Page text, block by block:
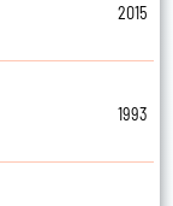
2015
1993